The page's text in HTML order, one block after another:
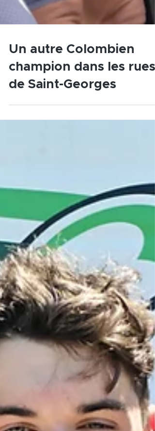
Un autre Colombien
champion dans les rues
de Saint-Georges